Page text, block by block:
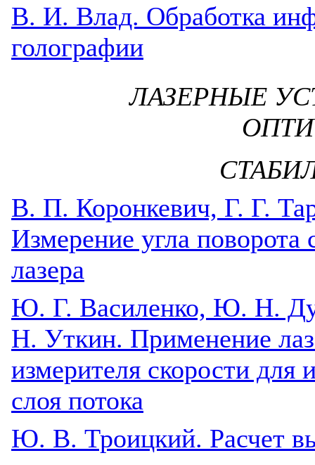
B. И. Влад. Обработка
голографии
ЛАЗЕРНЫЕ
B. П. Коронкевич, Г. Г.
Измерение угла
лазера
Ю. Г. Василенко, Ю. Н.
Н. Уткин. Применение
измерителя скорости для
слоя потока
Ю. В. Троицкий. Расчет